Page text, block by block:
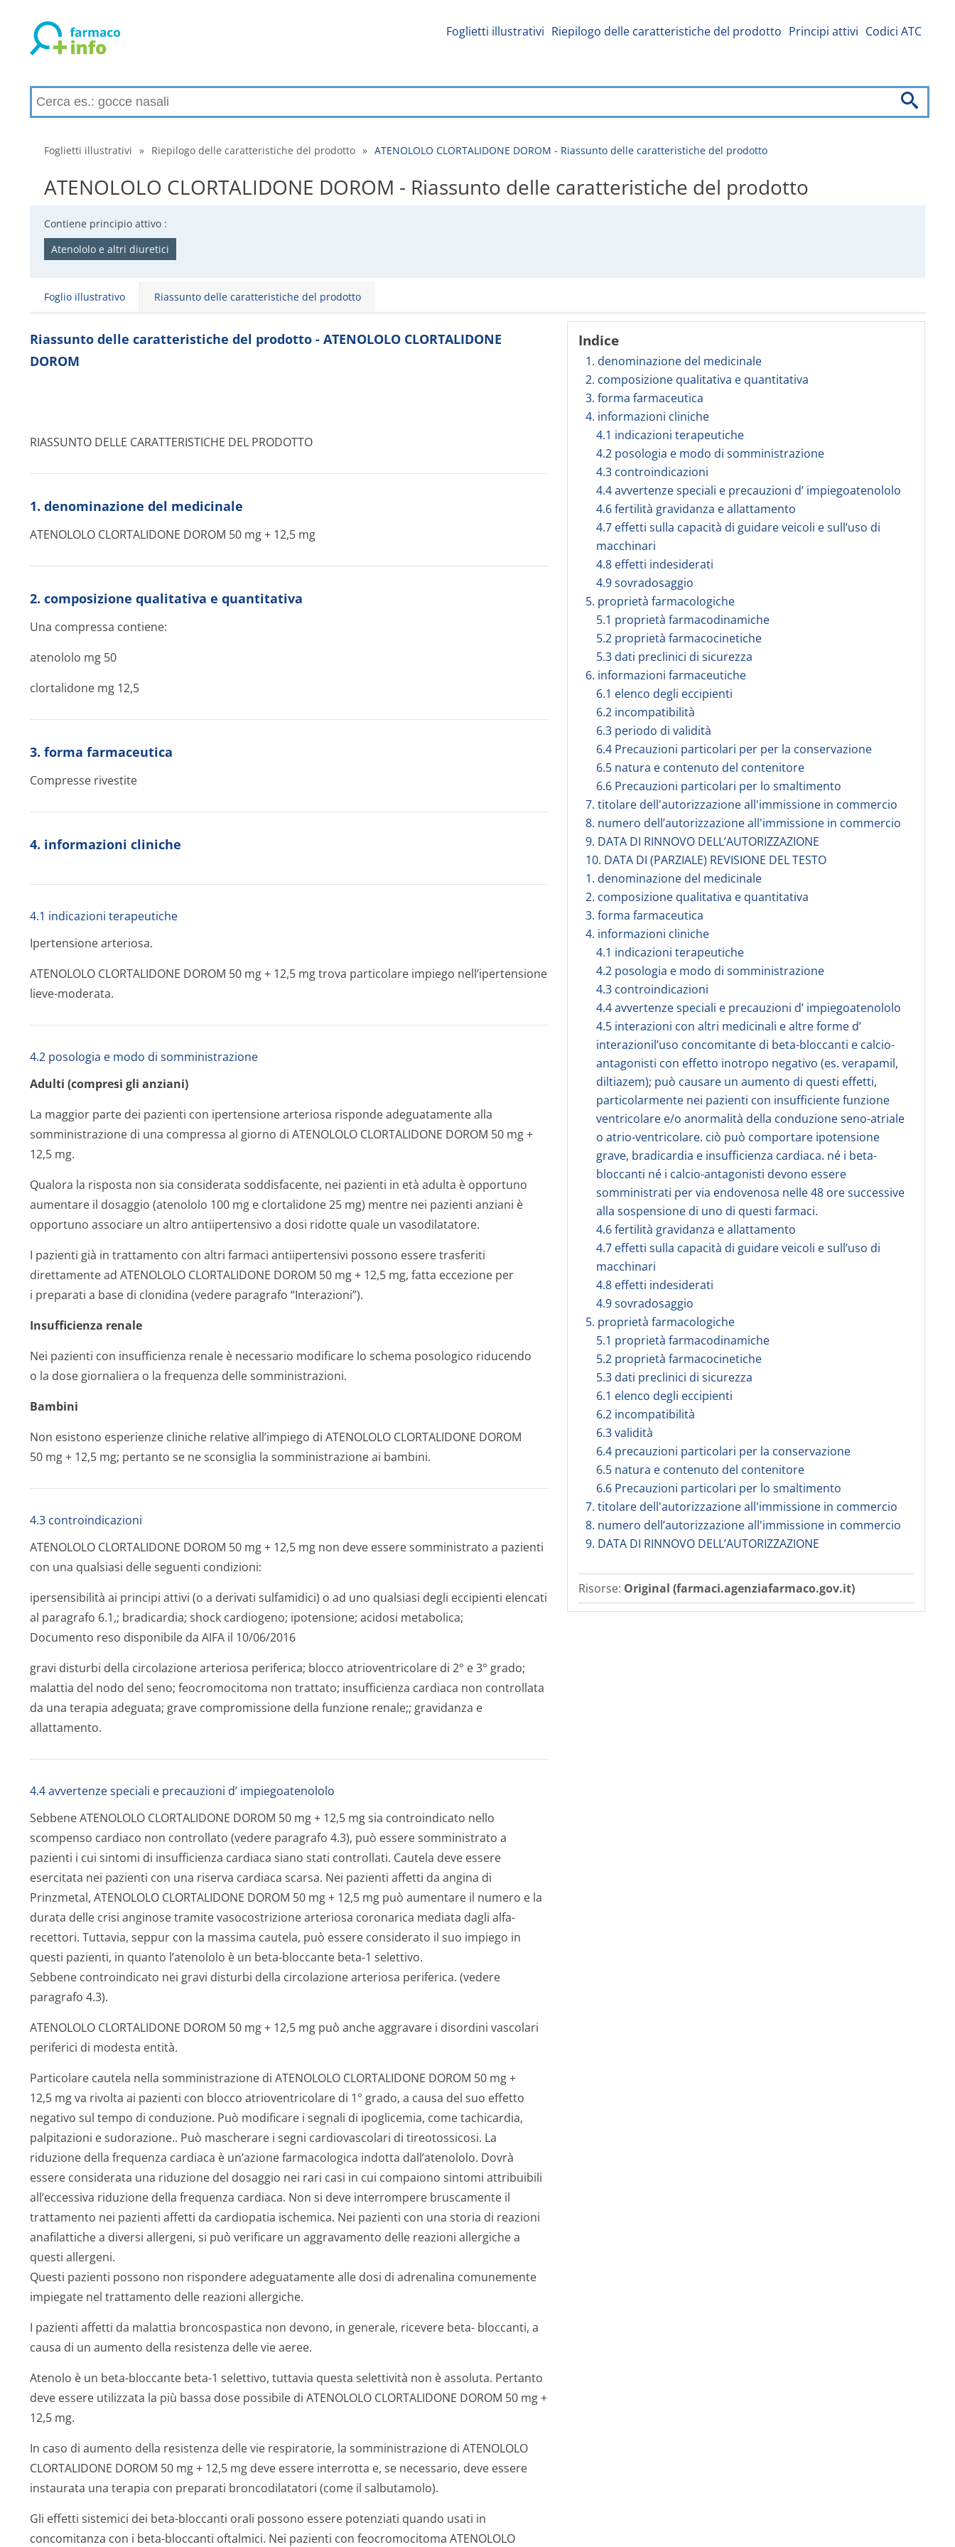
Foglietti illustrativi Riepilogo delle caratteristiche del prodotto Principi attivi Codici ATC
Foglietti illustrativi » Riepilogo delle caratteristiche del prodotto » ATENOLOLO CLORTALIDONE DOROM - Riassunto delle caratteristiche del prodotto
ATENOLOLO CLORTALIDONE DOROM - Riassunto delle caratteristiche del prodotto
Contiene principio attivo :
Atenololo e altri diuretici
Foglio illustrativo Riassunto delle caratteristiche del prodotto
Indice
1. denominazione del medicinale
2. composizione qualitativa e quantitativa
3. forma farmaceutica
4. informazioni cliniche
4.1 indicazioni terapeutiche
4.2 posologia e modo di somministrazione
4.3 controindicazioni
4.4 avvertenze speciali e precauzioni d’ impiegoatenololo
4.6 fertilità gravidanza e allattamento
4.7 effetti sulla capacità di guidare veicoli e sull’uso di
macchinari
4.8 effetti indesiderati
4.9 sovradosaggio
5. proprietà farmacologiche
5.1 proprietà farmacodinamiche
5.2 proprietà farmacocinetiche
5.3 dati preclinici di sicurezza
6. informazioni farmaceutiche
6.1 elenco degli eccipienti
6.2 incompatibilità
6.3 periodo di validità
6.4 Precauzioni particolari per per la conservazione
6.5 natura e contenuto del contenitore
6.6 Precauzioni particolari per lo smaltimento
7. titolare dell'autorizzazione all'immissione in commercio
8. numero dell’autorizzazione all'immissione in commercio
9. DATA DI RINNOVO DELL’AUTORIZZAZIONE
10. DATA DI (PARZIALE) REVISIONE DEL TESTO
1. denominazione del medicinale
2. composizione qualitativa e quantitativa
3. forma farmaceutica
4. informazioni cliniche
4.1 indicazioni terapeutiche
4.2 posologia e modo di somministrazione
4.3 controindicazioni
4.4 avvertenze speciali e precauzioni d’ impiegoatenololo
4.5 interazioni con altri medicinali e altre forme d’
interazionil’uso concomitante di beta-bloccanti e calcio-
antagonisti con effetto inotropo negativo (es. verapamil,
diltiazem); può causare un aumento di questi effetti,
particolarmente nei pazienti con insufficiente funzione
ventricolare e/o anormalità della conduzione seno-atriale
o atrio-ventricolare. ciò può comportare ipotensione
grave, bradicardia e insufficienza cardiaca. né i beta-
bloccanti né i calcio-antagonisti devono essere
somministrati per via endovenosa nelle 48 ore successive
alla sospensione di uno di questi farmaci.
4.6 fertilità gravidanza e allattamento
4.7 effetti sulla capacità di guidare veicoli e sull’uso di
macchinari
4.8 effetti indesiderati
4.9 sovradosaggio
5. proprietà farmacologiche
5.1 proprietà farmacodinamiche
5.2 proprietà farmacocinetiche
5.3 dati preclinici di sicurezza
6.1 elenco degli eccipienti
6.2 incompatibilità
6.3 validità
6.4 precauzioni particolari per la conservazione
6.5 natura e contenuto del contenitore
6.6 Precauzioni particolari per lo smaltimento
7. titolare dell'autorizzazione all'immissione in commercio
8. numero dell’autorizzazione all'immissione in commercio
9. DATA DI RINNOVO DELL’AUTORIZZAZIONE
Risorse: Original (farmaci.agenziafarmaco.gov.it)
Riassunto delle caratteristiche del prodotto - ATENOLOLO CLORTALIDONE
DOROM
RIASSUNTO DELLE CARATTERISTICHE DEL PRODOTTO
1. denominazione del medicinale
ATENOLOLO CLORTALIDONE DOROM 50 mg + 12,5 mg
2. composizione qualitativa e quantitativa
Una compressa contiene:
atenololo mg 50
clortalidone mg 12,5
3. forma farmaceutica
Compresse rivestite
4. informazioni cliniche
4.1 indicazioni terapeutiche
Ipertensione arteriosa.
ATENOLOLO CLORTALIDONE DOROM 50 mg + 12,5 mg trova particolare impiego nell’ipertensione
lieve-moderata.
4.2 posologia e modo di somministrazione
Adulti (compresi gli anziani)
La maggior parte dei pazienti con ipertensione arteriosa risponde adeguatamente alla
somministrazione di una compressa al giorno di ATENOLOLO CLORTALIDONE DOROM 50 mg +
12,5 mg.
Qualora la risposta non sia considerata soddisfacente, nei pazienti in età adulta è opportuno
aumentare il dosaggio (atenololo 100 mg e clortalidone 25 mg) mentre nei pazienti anziani è
opportuno associare un altro antiipertensivo a dosi ridotte quale un vasodilatatore.
I pazienti già in trattamento con altri farmaci antiipertensivi possono essere trasferiti
direttamente ad ATENOLOLO CLORTALIDONE DOROM 50 mg + 12,5 mg, fatta eccezione per
i preparati a base di clonidina (vedere paragrafo “Interazioni”).
Insufficienza renale
Nei pazienti con insufficienza renale è necessario modificare lo schema posologico riducendo
o la dose giornaliera o la frequenza delle somministrazioni.
Bambini
Non esistono esperienze cliniche relative all’impiego di ATENOLOLO CLORTALIDONE DOROM
50 mg + 12,5 mg; pertanto se ne sconsiglia la somministrazione ai bambini.
4.3 controindicazioni
ATENOLOLO CLORTALIDONE DOROM 50 mg + 12,5 mg non deve essere somministrato a pazienti
con una qualsiasi delle seguenti condizioni:
ipersensibilità ai principi attivi (o a derivati sulfamidici) o ad uno qualsiasi degli eccipienti elencati
al paragrafo 6.1,; bradicardia; shock cardiogeno; ipotensione; acidosi metabolica;
Documento reso disponibile da AIFA il 10/06/2016
gravi disturbi della circolazione arteriosa periferica; blocco atrioventricolare di 2° e 3° grado;
malattia del nodo del seno; feocromocitoma non trattato; insufficienza cardiaca non controllata
da una terapia adeguata; grave compromissione della funzione renale;; gravidanza e
allattamento.
4.4 avvertenze speciali e precauzioni d’ impiegoatenololo
Sebbene ATENOLOLO CLORTALIDONE DOROM 50 mg + 12,5 mg sia controindicato nello
scompenso cardiaco non controllato (vedere paragrafo 4.3), può essere somministrato a
pazienti i cui sintomi di insufficienza cardiaca siano stati controllati. Cautela deve essere
esercitata nei pazienti con una riserva cardiaca scarsa. Nei pazienti affetti da angina di
Prinzmetal, ATENOLOLO CLORTALIDONE DOROM 50 mg + 12,5 mg può aumentare il numero e la
durata delle crisi anginose tramite vasocostrizione arteriosa coronarica mediata dagli alfa-
recettori. Tuttavia, seppur con la massima cautela, può essere considerato il suo impiego in
questi pazienti, in quanto l’atenololo è un beta-bloccante beta-1 selettivo.
Sebbene controindicato nei gravi disturbi della circolazione arteriosa periferica. (vedere
paragrafo 4.3).
ATENOLOLO CLORTALIDONE DOROM 50 mg + 12,5 mg può anche aggravare i disordini vascolari
periferici di modesta entità.
Particolare cautela nella somministrazione di ATENOLOLO CLORTALIDONE DOROM 50 mg +
12,5 mg va rivolta ai pazienti con blocco atrioventricolare di 1° grado, a causa del suo effetto
negativo sul tempo di conduzione. Può modificare i segnali di ipoglicemia, come tachicardia,
palpitazioni e sudorazione.. Può mascherare i segni cardiovascolari di tireotossicosi. La
riduzione della frequenza cardiaca è un’azione farmacologica indotta dall’atenololo. Dovrà
essere considerata una riduzione del dosaggio nei rari casi in cui compaiono sintomi attribuibili
all’eccessiva riduzione della frequenza cardiaca. Non si deve interrompere bruscamente il
trattamento nei pazienti affetti da cardiopatia ischemica. Nei pazienti con una storia di reazioni
anafilattiche a diversi allergeni, si può verificare un aggravamento delle reazioni allergiche a
questi allergeni.
Questi pazienti possono non rispondere adeguatamente alle dosi di adrenalina comunemente
impiegate nel trattamento delle reazioni allergiche.
I pazienti affetti da malattia broncospastica non devono, in generale, ricevere beta- bloccanti, a
causa di un aumento della resistenza delle vie aeree.
Atenolo è un beta-bloccante beta-1 selettivo, tuttavia questa selettività non è assoluta. Pertanto
deve essere utilizzata la più bassa dose possibile di ATENOLOLO CLORTALIDONE DOROM 50 mg +
12,5 mg.
In caso di aumento della resistenza delle vie respiratorie, la somministrazione di ATENOLOLO
CLORTALIDONE DOROM 50 mg + 12,5 mg deve essere interrotta e, se necessario, deve essere
instaurata una terapia con preparati broncodilatatori (come il salbutamolo).
Gli effetti sistemici dei beta-bloccanti orali possono essere potenziati quando usati in
concomitanza con i beta-bloccanti oftalmici. Nei pazienti con feocromocitoma ATENOLOLO